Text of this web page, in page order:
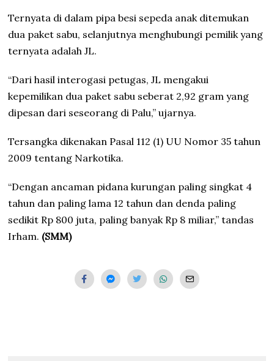
Ternyata di dalam pipa besi sepeda anak ditemukan
dua paket sabu, selanjutnya menghubungi pemilik yang
ternyata adalah JL.
“Dari hasil interogasi petugas, JL mengakui
kepemilikan dua paket sabu seberat 2,92 gram yang
dipesan dari seseorang di Palu,” ujarnya.
Tersangka dikenakan Pasal 112 (1) UU Nomor 35 tahun
2009 tentang Narkotika.
“Dengan ancaman pidana kurungan paling singkat 4
tahun dan paling lama 12 tahun dan denda paling
sedikit Rp 800 juta, paling banyak Rp 8 miliar,” tandas
Irham. (SMM)